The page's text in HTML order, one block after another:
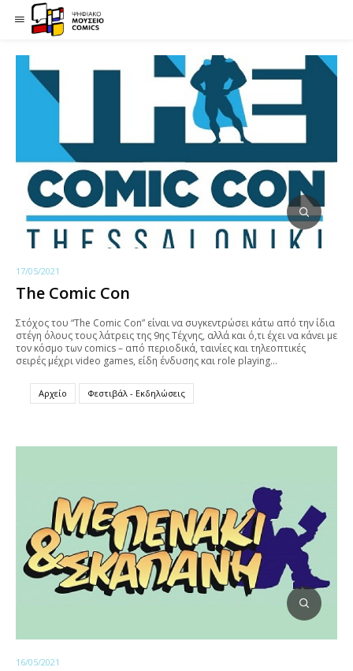
17/05/2021
The Comic Con
Στόχος του “The Comic Con” είναι να συγκεντρώσει κάτω από την ίδια
στέγη όλους τους λάτρεις της 9ης Τέχνης, αλλά και ό,τι έχει να κάνει με
τον κόσμο των comics – από περιοδικά, ταινίες και τηλεοπτικές
σειρές μέχρι video games, είδη ένδυσης και role playing…
Αρχείο Φεστιβάλ - Εκδηλώσεις
16/05/2021